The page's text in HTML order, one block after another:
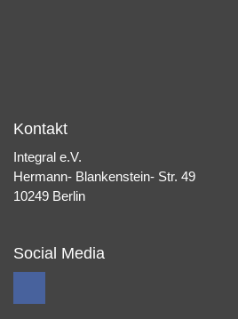
Kontakt
Integral e.V.
Hermann- Blankenstein- Str. 49
10249 Berlin
Social Media